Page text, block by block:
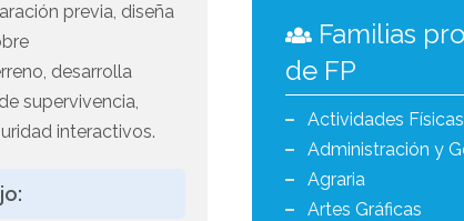
previa, diseña
desarrolla
supervivencia,
interactivos.
Familias
de FP
Actividades
Administración y
Agraria
Artes Gráficas